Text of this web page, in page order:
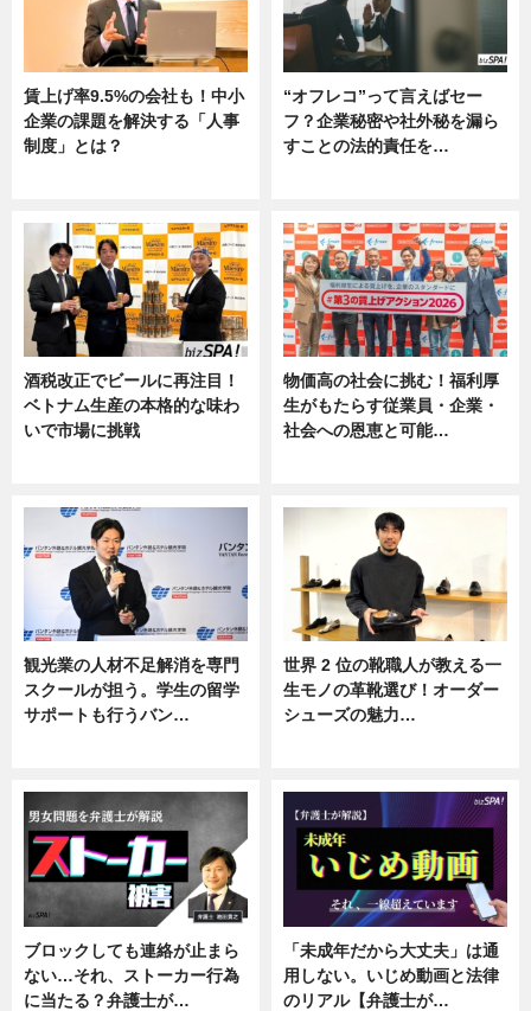
賃上げ率9.5%の会社も！中小
企業の課題を解決する「人事
制度」とは？
“オフレコ”って言えばセー
フ？企業秘密や社外秘を漏ら
すことの法的責任を…
酒税改正でビールに再注目！
ベトナム生産の本格的な味わ
いで市場に挑戦
物価高の社会に挑む！福利厚
生がもたらす従業員・企業・
社会への恩恵と可能…
観光業の人材不足解消を専門
スクールが担う。学生の留学
サポートも行うバン…
世界 2 位の靴職人が教える一
生モノの革靴選び！オーダー
シューズの魅力…
ブロックしても連絡が止まら
ない…それ、ストーカー行為
に当たる？弁護士が…
「未成年だから大丈夫」は通
用しない。いじめ動画と法律
のリアル【弁護士が…